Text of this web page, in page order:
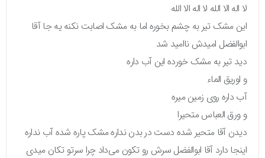
لا اله الا الله لا اله الا الله
این مشک تیر به چشم بخوره اما به مشک اصابت نکنه یه جا آقا
ابوالفضل امیدش ناامید شد
دید تیر به مشک خورده این آب داره
و اوریق الماء
آب داره روی زمین میره
و ورق العباس متحیرا
دیدن آقا متحیر شده دست در بدن نداره مشک پاره شده آب نداره
اینجا دارد آقا ابوالفضل سرش رو تکون می‌داد چرا سرتو تکان میدی